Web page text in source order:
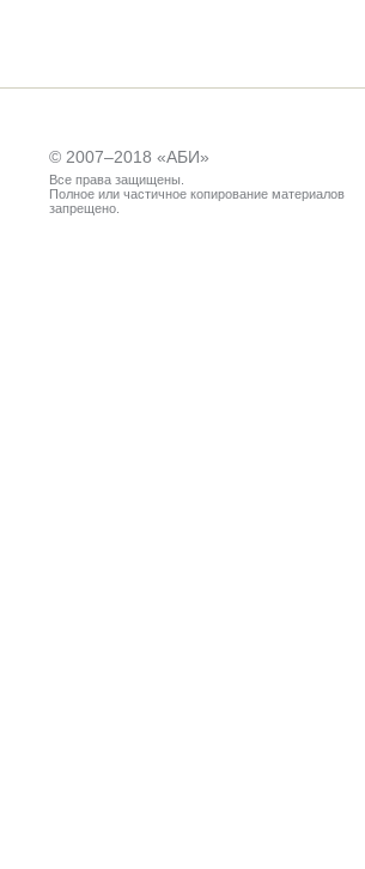
© 2007–2018 «АБИ»
Все права защищены.
Полное или частичное копирование материалов
запрещено.